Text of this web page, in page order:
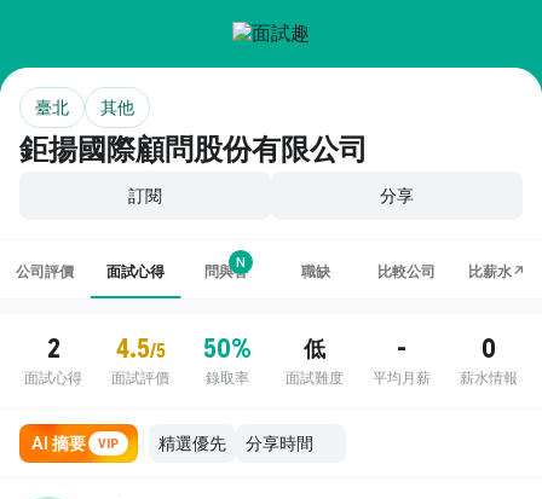
鉅揚國際顧問股份有限公司
臺北 其他
訂閱 分享
公司評價 面試心得 問與答
N
職缺 比較公司 比薪水↗
2
面試心得
4.5/5
面試評價
50%
錄取率
低
面試難度
-
平均月薪
0
薪水情報
AI 摘要 VIP